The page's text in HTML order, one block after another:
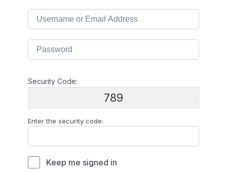
Security Code:
789
Enter the security code:
Keep me signed in